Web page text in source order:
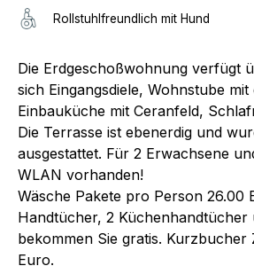
Rollstuhlfreundlich mit Hund
Die Erdgeschoßwohnung verfügt
sich Eingangsdiele, Wohnstube
Einbauküche mit Ceranfeld,
Die Terrasse ist ebenerdig und
ausgestattet. Für 2 Erwachsene
WLAN vorhanden!
Wäsche Pakete pro Person 26.00
Handtücher, 2
bekommen Sie gratis.
Euro.